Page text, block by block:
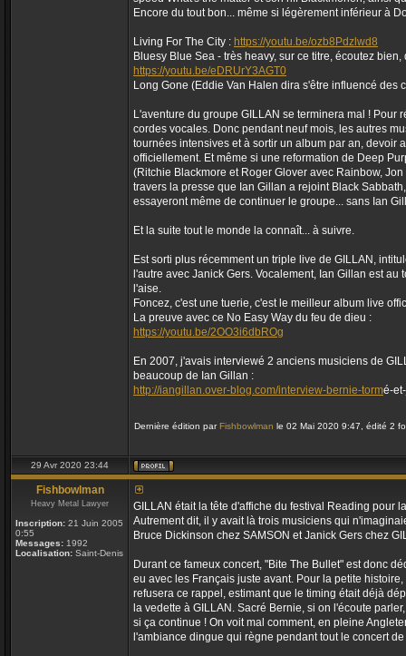
Encore du tout bon... même si légèrement inférieur à
Living For The City : https://youtu.be/ozb8Pdzlwd8
Bluesy Blue Sea - très heavy, sur ce titre, écoutez
https://youtu.be/eDRUrY3AGT0
Long Gone (Eddie Van Halen dira s'être influencé
L'aventure du groupe GILLAN se terminera mal ! Pour
cordes vocales. Donc pendant neuf mois, les autres
tournées intensives et à sortir un album par an, devoir
officiellement. Et même si une reformation de Deep
(Ritchie Blackmore et Roger Glover avec Rainbow,
travers la presse que Ian Gillan a rejoint Black
essayeront même de continuer le groupe... sans Ian
Et la suite tout le monde la connaît... à suivre.
Est sorti plus récemment un triple live de GILLAN,
l'autre avec Janick Gers. Vocalement, Ian Gillan est
l'aise.
Foncez, c'est une tuerie, c'est le meilleur album live
La preuve avec ce No Easy Way du feu de dieu :
https://youtu.be/2OO3i6dbROg
En 2007, j'avais interviewé 2 anciens musiciens de
beaucoup de Ian Gillan :
http://iangillan.over-blog.com/interview-bernie-tormé-
Dernière édition parFishbowlman le 02 Mai 2020 9:47, édité 2
29 Avr 2020 23:44
Fishbowlman
Heavy Metal Lawyer
Inscription: 21 Juin 2005
0:55
Messages: 1992
Localisation: Saint-Denis
GILLAN était la tête d'affiche du festival Reading pour
Autrement dit, il y avait là trois musiciens qui
Bruce Dickinson chez SAMSON et Janick Gers chez
Durant ce fameux concert, "Bite The Bullet" est donc
eu avec les Français juste avant. Pour la petite
refusera ce rappel, estimant que le timing était déjà
la vedette à GILLAN. Sacré Bernie, si on l'écoute
si ça continue ! On voit mal comment, en pleine
l'ambiance dingue qui règne pendant tout le concert de